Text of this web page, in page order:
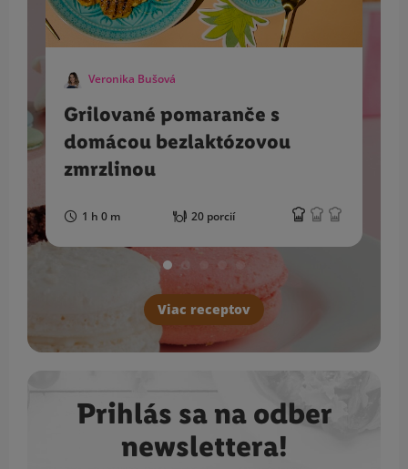
Veronika Bušová
Grilované pomaranče s
domácou bezlaktózovou
zmrzlinou
1 h 0 m 20 porcií
Viac receptov
Prihlás sa na odber
newslettera!